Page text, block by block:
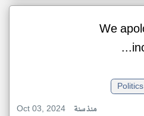
We
Politics
Oct 03, 2024
منذ سنة